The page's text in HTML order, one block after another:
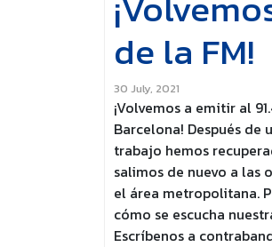
de la FM!
30 July, 2021
¡Volvemos a emitir al
Barcelona! Después de
trabajo hemos
salimos de nuevo a las
el área metropolitana.
cómo se escucha
Escríbenos a